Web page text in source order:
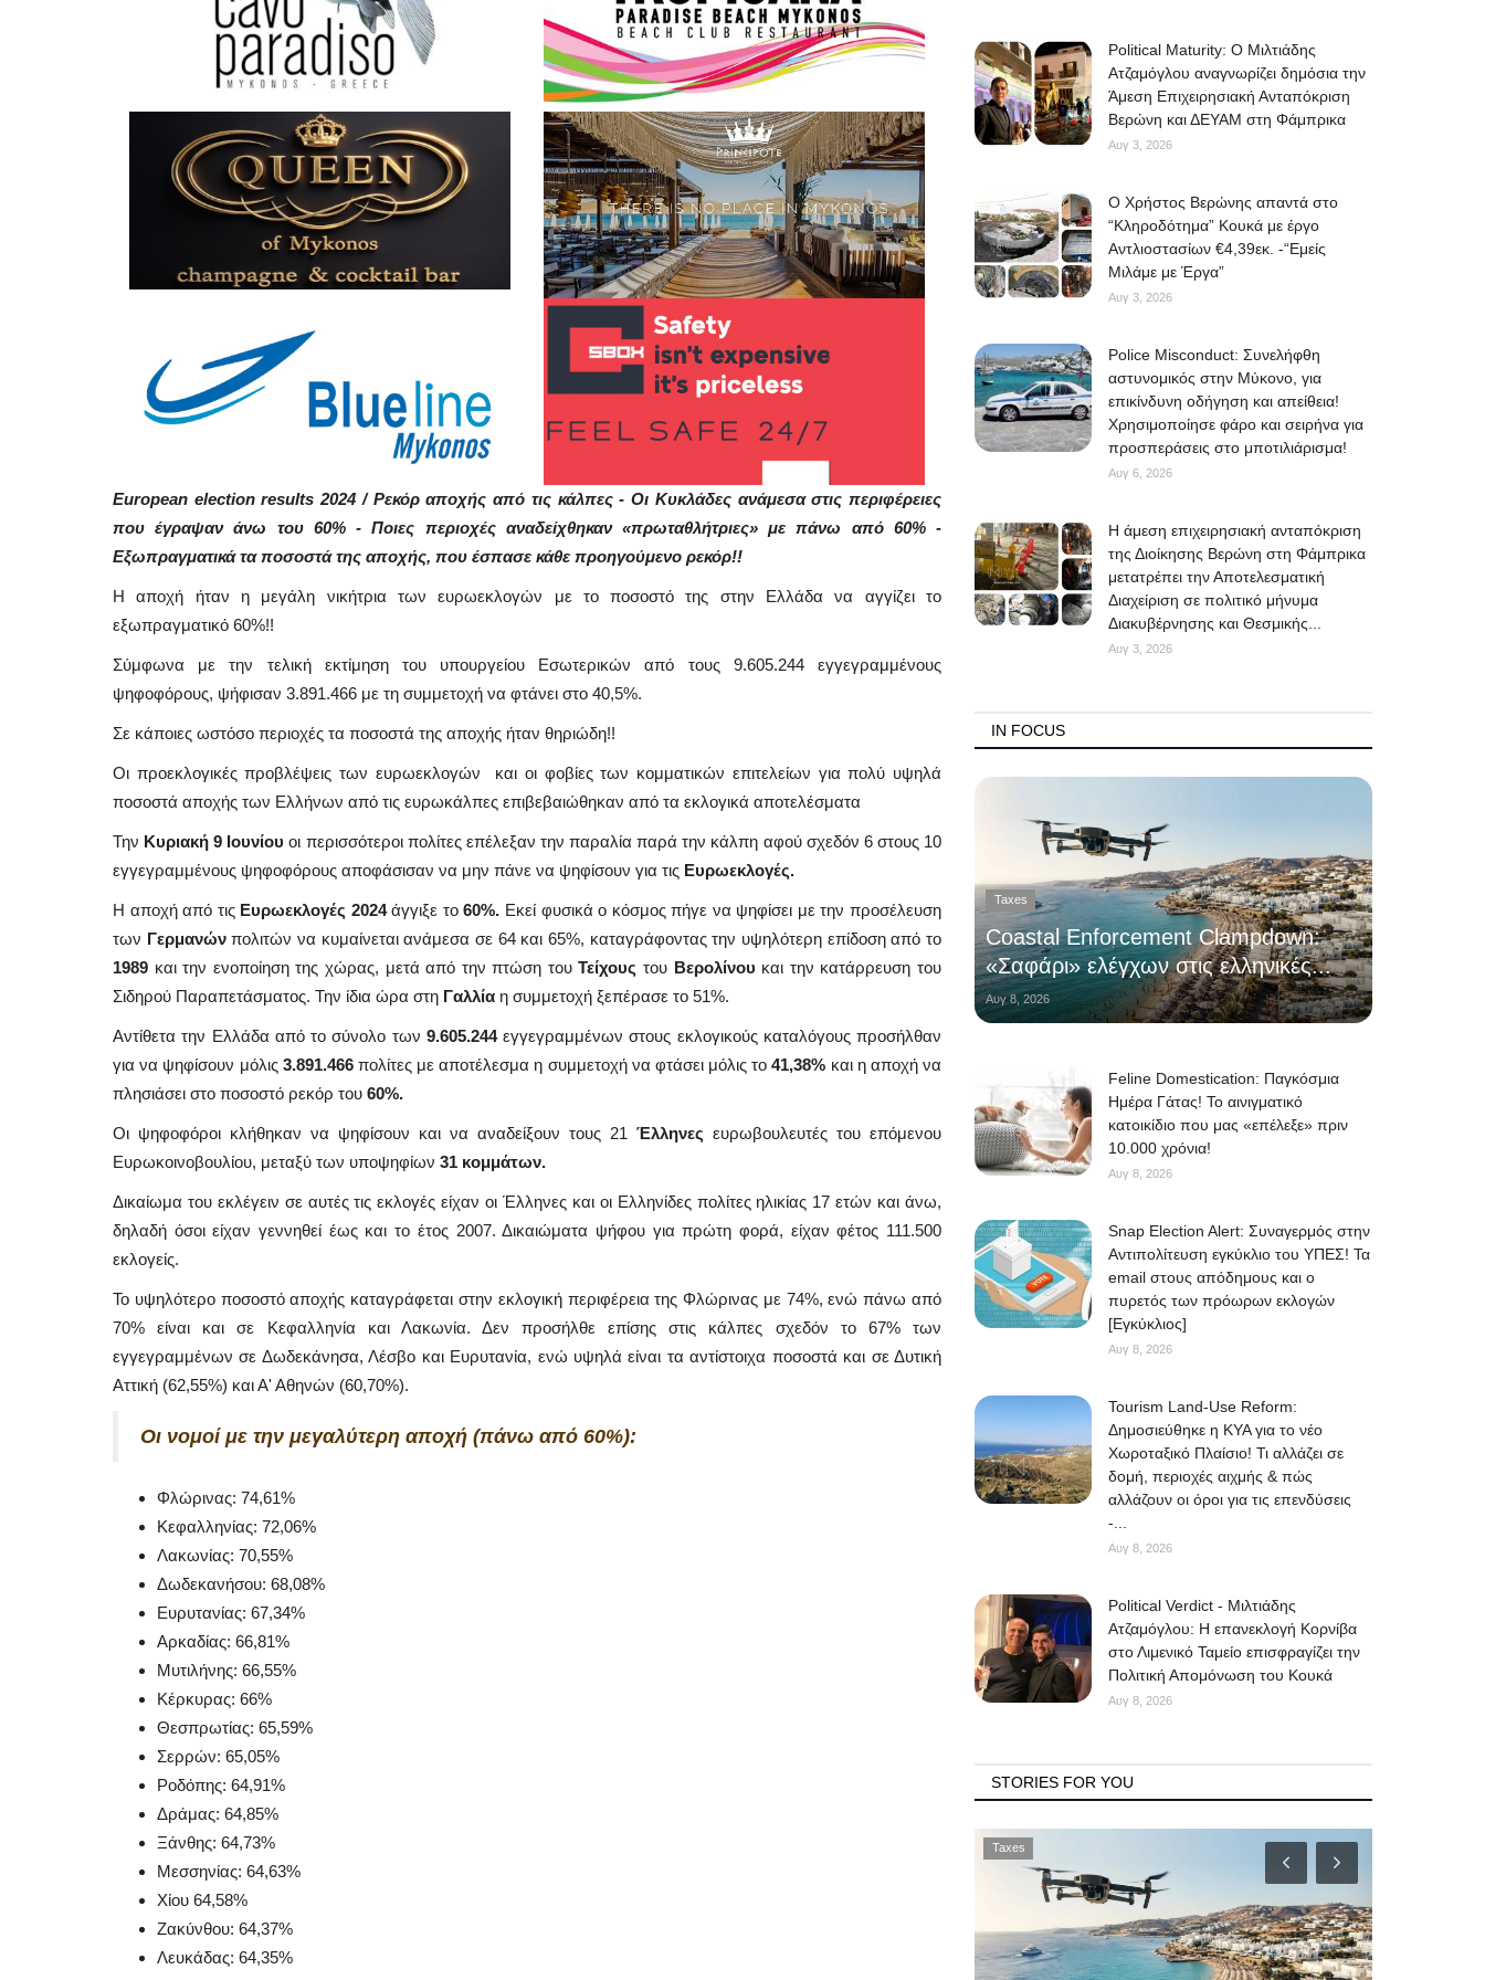
European election results 2024 / Ρεκόρ αποχής από τις κάλπες - Οι Κυκλάδες ανάμεσα στις περιφέρειες
που έγραψαν άνω του 60%- Ποιες περιοχές αναδείχθηκαν «πρωταθλήτριες» με πάνω από 60% -
Εξωπραγματικά τα ποσοστά της αποχής, που έσπασε κάθε προηγούμενο ρεκόρ!!
Η αποχή ήταν η μεγάλη νικήτρια των ευρωεκλογών με το ποσοστό της στην Ελλάδα να αγγίζει το
εξωπραγματικό 60%!!
Σύμφωνα με την τελική εκτίμηση του υπουργείου Εσωτερικών από τους 9.605.244 εγγεγραμμένους
ψηφοφόρους, ψήφισαν 3.891.466 με τη συμμετοχή να φτάνει στο 40,5%.
Σε κάποιες ωστόσο περιοχές τα ποσοστά της αποχής ήταν θηριώδη!!
Οι προεκλογικές προβλέψεις των ευρωεκλογών και οι φοβίες των κομματικών επιτελείων για πολύ υψηλά
ποσοστά αποχής των Ελλήνων από τις ευρωκάλπες επιβεβαιώθηκαν από τα εκλογικά αποτελέσματα
Την Κυριακή 9 Ιουνίου οι περισσότεροι πολίτες επέλεξαν την παραλία παρά την κάλπη αφού σχεδόν 6 στους 10
εγγεγραμμένους ψηφοφόρους αποφάσισαν να μην πάνε να ψηφίσουν για τις Ευρωεκλογές.
Η αποχή από τις Ευρωεκλογές 2024άγγιξε το60%. Εκεί φυσικά ο κόσμος πήγε να ψηφίσει με την προσέλευση
των Γερμανώνπολιτών να κυμαίνεται ανάμεσα σε 64 και 65%, καταγράφοντας την υψηλότερη επίδοση από το
1989 και την ενοποίηση της χώρας, μετά από την πτώση τουΤείχους του Βερολίνου και την κατάρρευση του
Σιδηρού Παραπετάσματος. Την ίδια ώρα στη Γαλλία η συμμετοχή ξεπέρασε το 51%.
Αντίθετα την Ελλάδα από το σύνολο των 9.605.244εγγεγραμμένων στους εκλογικούς καταλόγους προσήλθαν
για να ψηφίσουν μόλις 3.891.466πολίτες με αποτέλεσμα η συμμετοχή να φτάσει μόλις το41,38% και η αποχή να
πλησιάσει στο ποσοστό ρεκόρ του 60%.
Οι ψηφοφόροι κλήθηκαν να ψηφίσουν και να αναδείξουν τους 21 Έλληνες ευρωβουλευτές του επόμενου
Ευρωκοινοβουλίου, μεταξύ των υποψηφίων 31 κομμάτων.
Δικαίωμα του εκλέγειν σε αυτές τις εκλογές είχαν οι Έλληνες και οι Ελληνίδες πολίτες ηλικίας 17 ετών και άνω,
δηλαδή όσοι είχαν γεννηθεί έως και το έτος 2007. Δικαιώματα ψήφου για πρώτη φορά, είχαν φέτος 111.500
εκλογείς.
Το υψηλότερο ποσοστό αποχής καταγράφεται στην εκλογική περιφέρεια της Φλώρινας με 74%, ενώ πάνω από
70% είναι και σε Κεφαλληνία και Λακωνία. Δεν προσήλθε επίσης στις κάλπες σχεδόν το 67% των
εγγεγραμμένων σε Δωδεκάνησα, Λέσβο και Ευρυτανία, ενώ υψηλά είναι τα αντίστοιχα ποσοστά και σε Δυτική
Αττική (62,55%) και Α' Αθηνών (60,70%).
Οι νομοί με την μεγαλύτερη αποχή (πάνω από 60%):
Φλώρινας: 74,61%
Κεφαλληνίας: 72,06%
Λακωνίας: 70,55%
Δωδεκανήσου: 68,08%
Ευρυτανίας: 67,34%
Αρκαδίας: 66,81%
Μυτιλήνης: 66,55%
Κέρκυρας: 66%
Θεσπρωτίας: 65,59%
Σερρών: 65,05%
Ροδόπης: 64,91%
Δράμας: 64,85%
Ξάνθης: 64,73%
Μεσσηνίας: 64,63%
Χίου 64,58%
Ζακύνθου: 64,37%
Λευκάδας: 64,35%
Political Maturity: Ο Μιλτιάδης
Ατζαμόγλου αναγνωρίζει δημόσια την
Άμεση Επιχειρησιακή Ανταπόκριση
Βερώνη και ΔΕΥΑΜ στη Φάμπρικα
Αυγ 3, 2026
O Χρήστος Βερώνης απαντά στο
“Κληροδότημα” Κουκά με έργο
Αντλιοστασίων €4,39εκ. -“Εμείς
Μιλάμε με Έργα”
Αυγ 3, 2026
Police Misconduct: Συνελήφθη
αστυνομικός στην Μύκονο, για
επικίνδυνη οδήγηση και απείθεια!
Χρησιμοποίησε φάρο και σειρήνα για
προσπεράσεις στο μποτιλιάρισμα!
Αυγ 6, 2026
Η άμεση επιχειρησιακή ανταπόκριση
της Διοίκησης Βερώνη στη Φάμπρικα
μετατρέπει την Αποτελεσματική
Διαχείριση σε πολιτικό μήνυμα
Διακυβέρνησης και Θεσμικής...
Αυγ 3, 2026
IN FOCUS
Taxes
Coastal Enforcement Clampdown:
«Σαφάρι» ελέγχων στις ελληνικές...
Αυγ 8, 2026
Feline Domestication: Παγκόσμια
Ημέρα Γάτας! Το αινιγματικό
κατοικίδιο που μας «επέλεξε» πριν
10.000 χρόνια!
Αυγ 8, 2026
Snap Election Alert: Συναγερμός στην
Αντιπολίτευση εγκύκλιο του ΥΠΕΣ! Τα
email στους απόδημους και ο
πυρετός των πρόωρων εκλογών
[Εγκύκλιος]
Αυγ 8, 2026
Tourism Land-Use Reform:
Δημοσιεύθηκε η ΚΥΑ για το νέο
Χωροταξικό Πλαίσιο! Τι αλλάζει σε
δομή, περιοχές αιχμής & πώς
αλλάζουν οι όροι για τις επενδύσεις
-...
Αυγ 8, 2026
Political Verdict - Μιλτιάδης
Ατζαμόγλου: Η επανεκλογή Κορνίβα
στο Λιμενικό Ταμείο επισφραγίζει την
Πολιτική Απομόνωση του Κουκά
Αυγ 8, 2026
STORIES FOR YOU
Government Fetes